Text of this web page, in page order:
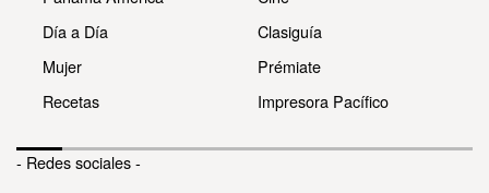
Día a Día
Mujer
Recetas
Clasiguía
Prémiate
Impresora Pacífico
- Redes sociales -